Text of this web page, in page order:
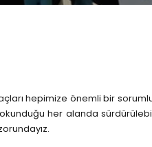
hepimize önemli bir
her alanda